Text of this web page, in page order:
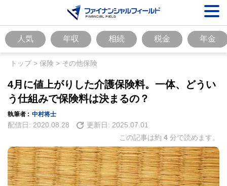
人気 年収 相続 税金 年金
トップ> 保険 > その他保険
4月に値上がりした介護保険料。一体、どうい
う仕組みで保険料は決まるの？
執筆者 : 中村将士
配信日: 2020.08.28 更新日: 2025.07.01
この記事は約 4 分で読めます。